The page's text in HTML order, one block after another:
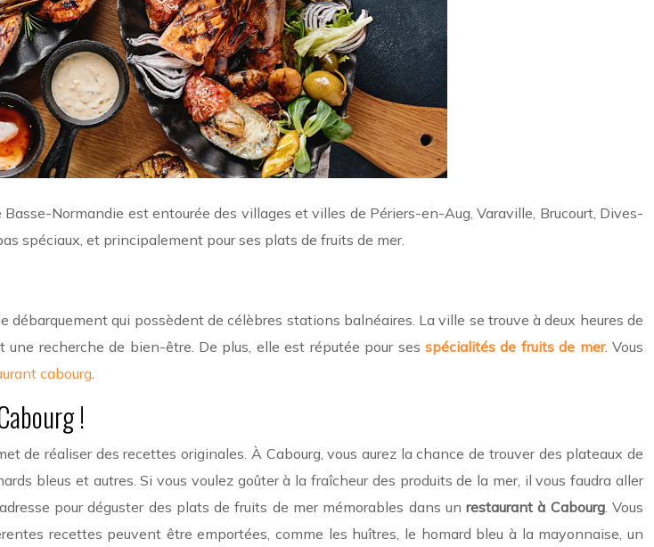
Normandie est entourée des villages et villes de Périers-en-Aug, Varaville, Brucourt, Dives-
spéciaux, et principalement pour ses plats de fruits de mer.
qui possèdent de célèbres stations balnéaires. La ville se trouve à deux heures de
recherche de bien-être. De plus, elle est réputée pour ses spécialités de fruits de mer. Vous
cabourg.
!
de réaliser des recettes originales. À Cabourg, vous aurez la chance de trouver des plateaux de
bleus et autres. Si vous voulez goûter à la fraîcheur des produits de la mer, il vous faudra aller
pour déguster des plats de fruits de mer mémorables dans unrestaurant à Cabourg. Vous
recettes peuvent être emportées, comme les huîtres, le homard bleu à la mayonnaise, un